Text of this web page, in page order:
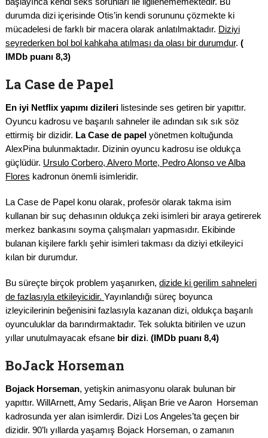
durumda dizi içerisinde Otis’in kendi sorununu çözmekte ki
mücadelesi de farklı bir macera olarak anlatılmaktadır. Diziyi
seyrederken bol bol kahkaha atılması da olası bir durumdur. (
IMDb puanı 8,3)
La Case de Papel
En iyi Netflix yapımı dizilerilistesinde ses getiren bir yapıttır.
Oyuncu kadrosu ve başarılı sahneler ile adından sık sık söz
ettirmiş bir dizidir. La Case de papel yönetmen koltuğunda
AlexPina bulunmaktadır. Dizinin oyuncu kadrosu ise oldukça
güçlüdür. Ursulo Corbero, Alvero Morte, Pedro Alonso ve Alba
Flores kadronun önemli isimleridir.
La Case de Papel konu olarak, profesör olarak takma isim
kullanan bir suç dehasının oldukça zeki isimleri bir araya getirerek
merkez bankasını soyma çalışmaları yapmasıdır. Ekibinde
bulanan kişilere farklı şehir isimleri takması da diziyi etkileyici
kılan bir durumdur.
Bu süreçte birçok problem yaşanırken, dizide ki gerilim sahneleri
de fazlasıyla etkileyicidir. Yayınlandığı süreç boyunca
izleyicilerinin beğenisini fazlasıyla kazanan dizi, oldukça başarılı
oyunculuklar da barındırmaktadır. Tek solukta bitirilen ve uzun
yıllar unutulmayacak efsanebir dizi. (IMDb puanı 8,4)
BoJack Horseman
Bojack Horseman, yetişkin animasyonu olarak bulunan bir
yapıttır. WillArnett, Amy Sedaris, Alişan Brie ve Aaron Horseman
kadrosunda yer alan isimlerdir. Dizi Los Angeles’ta geçen bir
dizidir. 90’lı yıllarda yaşamış Bojack Horseman, o zamanın